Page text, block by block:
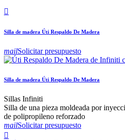

Silla de madera Úti Respaldo De Madera
mailSolicitar presupuesto
Silla de madera Úti Respaldo De Madera
Sillas Infiniti
Silla de una pieza moldeada por
de polipropileno reforzado
mailSolicitar presupuesto
